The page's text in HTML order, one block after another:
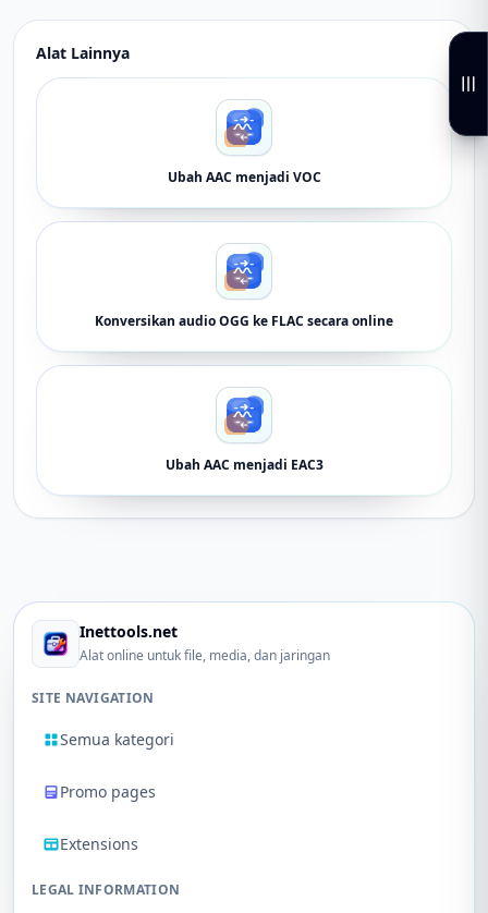
Alat Lainnya
Ubah AAC menjadi VOC
Konversikan audio OGG ke FLAC secara online
Ubah AAC menjadi EAC3
Inettools.net
Alat online untuk file, media, dan jaringan
SITE NAVIGATION
Semua kategori
Promo pages
Extensions
LEGAL INFORMATION